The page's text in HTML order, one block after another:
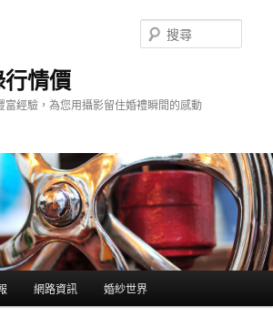
情價
富經驗，為您用攝影留住婚禮瞬間的感動
尋
網路資訊 婚紗世界